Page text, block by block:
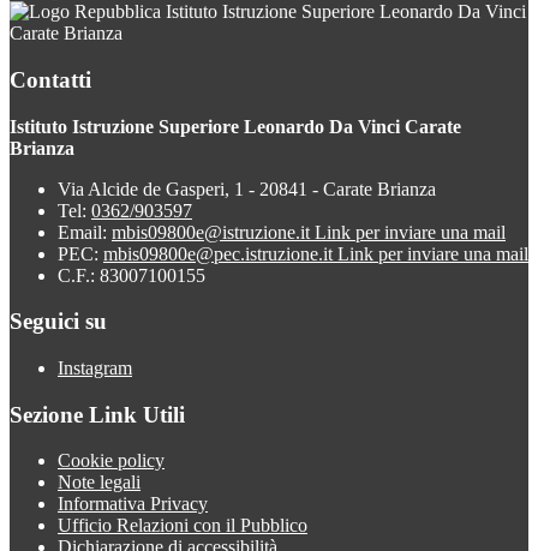
Istituto Istruzione Superiore Leonardo Da Vinci
Carate Brianza
Contatti
Istituto Istruzione Superiore Leonardo Da Vinci Carate
Brianza
Via Alcide de Gasperi, 1 - 20841 - Carate Brianza
Tel: 0362/903597
Email: mbis09800e@istruzione.it Link per inviare una mail
PEC: mbis09800e@pec.istruzione.it Link per inviare una mail
C.F.: 83007100155
Seguici su
Instagram
Sezione Link Utili
Cookie policy
Note legali
Informativa Privacy
Ufficio Relazioni con il Pubblico